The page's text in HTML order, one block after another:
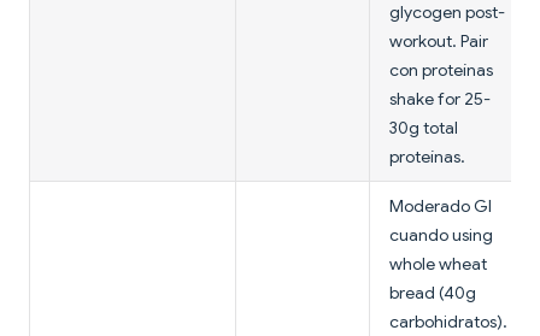
glycogen post-
workout. Pair
con proteínas
shake for 25-
30g total
proteínas.
Moderado GI
cuando using
whole wheat
bread (40g
carbohidratos).